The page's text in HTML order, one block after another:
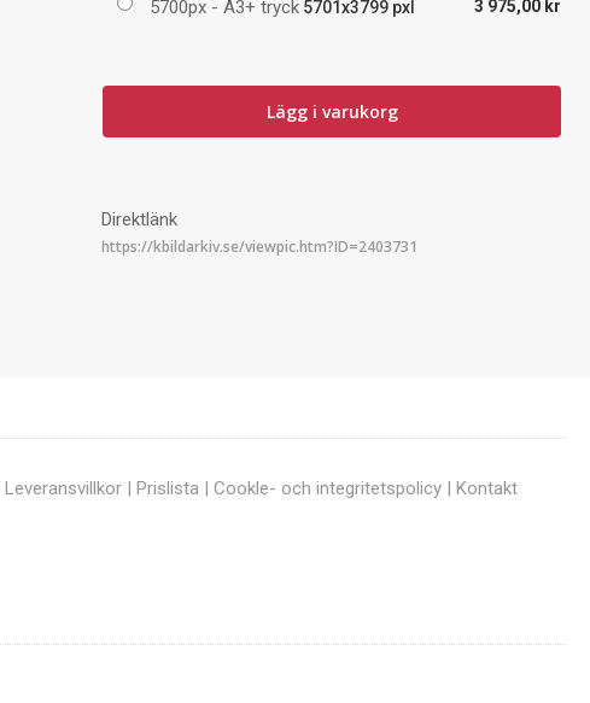
5700px - A3+ tryck 5701x3799 pxl 3 975,00 kr
Lägg i varukorg
Direktlänk
Leveransvillkor| Prislista| Cookle- och integritetspolicy| Kontakt